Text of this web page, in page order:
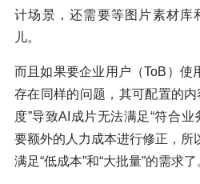
计场景，还需要等图片素材库
儿。
而且如果要企业用户（ToB）使
存在同样的问题，其可配置的
度”导致AI成片无法满足“符合
要额外的人力成本进行修正，所
满足“低成本”和“大批量”的需求了